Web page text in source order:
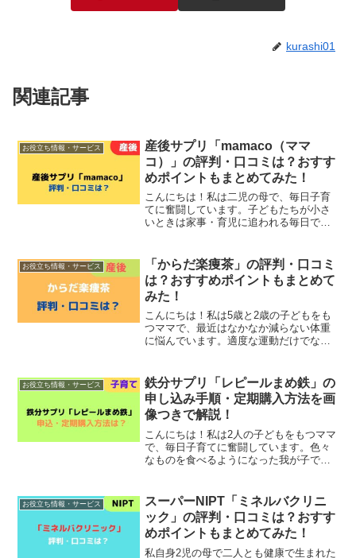
kurashi01
関連記事
お役立ち情報・サービス
産後サプリ「mamaco（ママ
コ）」の評判・口コミは？おすす
めポイントもまとめてみた！
こんにちは！私は二児の母で、毎日子育
てに奮闘しています。子どもたちが小さ
いときは家事・育児に追われる毎日で、
調ケアだけでなく母乳の栄養サポート成
分が含まれた産後サプリ「...
お役立ち情報・サービス
「からだ楽痩茶」の評判・口コミ
は？おすすめポイントもまとめて
みた！
こんにちは！私は5歳と2歳の子どもをも
つママで、最近はなかなか減らない体重
に悩んでいます。適度な運動だけでなく
しまうことも…。そんなときに見つけた
のが、桑の葉やギムネマ...
お役立ち情報・サービス
鉄分サプリ「レピールまめ鉄」の
申し込み手順・定期購入方法を画
像つきで解説！
こんにちは！私は2人の子どもをもつママ
で、毎日子育てに奮闘しています。色々
なものを食べるようになった我が子です
不足に悩んでいる人におすすめなのが、
オーガニック植物を原料...
お役立ち情報・サービス
スーパーNIPT「ミネルバクリニ
ック」の評判・口コミは？おすす
めポイントもまとめてみた！
私自身2児の母で二人とも健康で生まれた